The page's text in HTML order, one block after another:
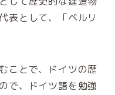
表として、「ベルリ
ことで、ドイツの歴
で、ドイツ語を勉強